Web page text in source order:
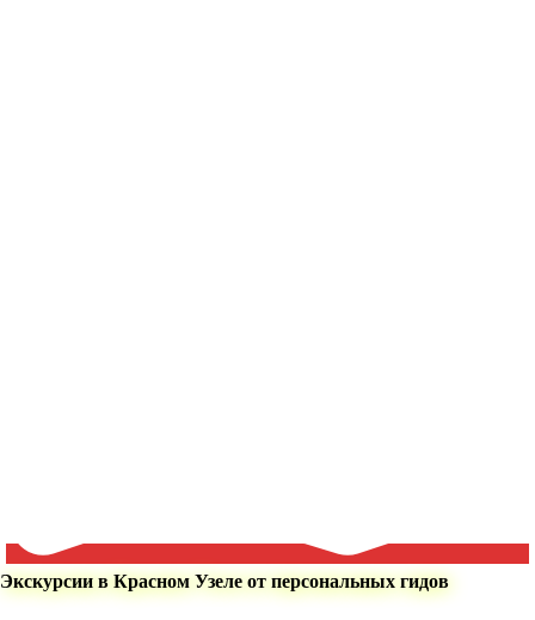
Экскурсии в Красном Узеле от персональных гидов